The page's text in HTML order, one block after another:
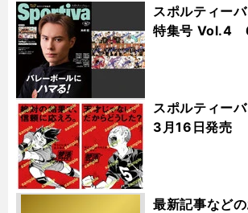
スポルティー
特集号 Vol.4
スポルティー
3月16日発売
最新記事など